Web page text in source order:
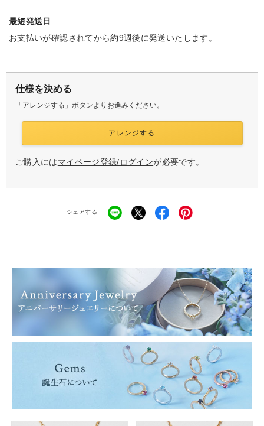
最短発送日
お支払いが確認されてから約9週後に発送いたします。
仕様を決める
「アレンジする」ボタンよりお進みください。
アレンジする
ご購入にはマイページ登録/ログインが必要です。
シェアする